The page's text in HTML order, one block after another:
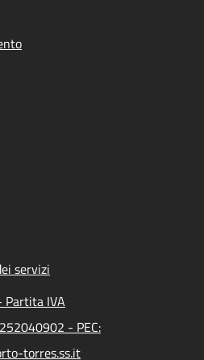
servizi
Partita IVA
- PEC:
torres.ss.it